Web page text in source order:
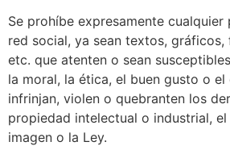
Se prohíbe expresamente cualquier
red social, ya sean textos,
etc. que atenten o sean
la moral, la ética, el buen gusto o
infrinjan, violen o quebranten los
propiedad intelectual o industrial,
imagen o la Ley.